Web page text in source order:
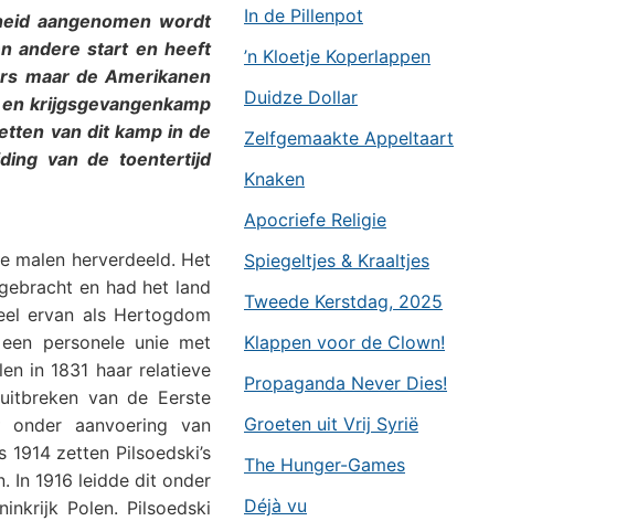
aangenomen wordt
andere start en heeft
maar de Amerikanen
krijgsgevangenkamp
van dit kamp in de
van de toentertijd
malen herverdeeld. Het
en had het land
ervan als Hertogdom
personele unie met
in 1831 haar relatieve
van de Eerste
onder aanvoering van
zetten Pilsoedski’s
In 1916 leidde dit onder
Polen. Pilsoedski
In de Pillenpot
’n Kloetje Koperlappen
Duidze Dollar
Zelfgemaakte Appeltaart
Knaken
Apocriefe Religie
Spiegeltjes & Kraaltjes
Tweede Kerstdag, 2025
Klappen voor de Clown!
Propaganda Never Dies!
Groeten uit Vrij Syrië
The Hunger-Games
Déjà vu